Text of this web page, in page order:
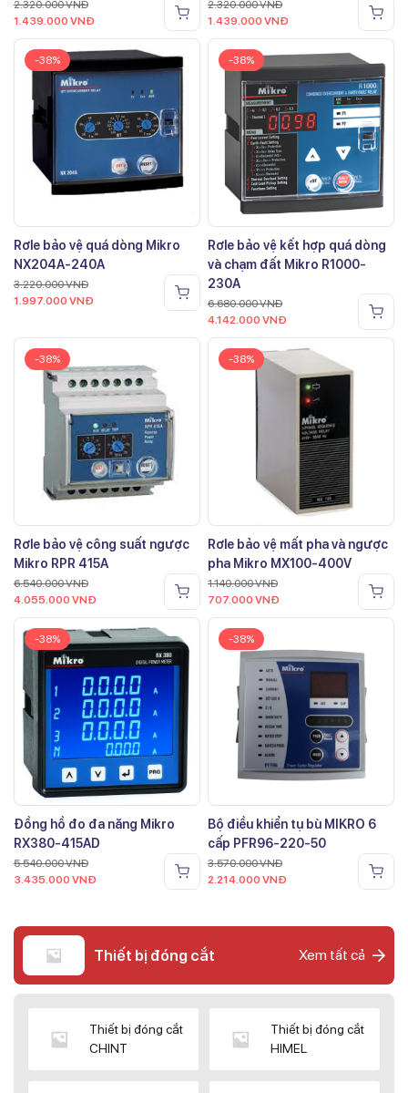
2.320.000VNĐ
1.439.000 VNĐ
2.320.000VNĐ
1.439.000 VNĐ
-38%
Rơle bảo vệ quá dòng Mikro
NX204A-240A
3.220.000VNĐ
1.997.000 VNĐ
-38%
Rơle bảo vệ kết hợp quá dòng
và chạm đất Mikro R1000-
230A
6.680.000VNĐ
4.142.000 VNĐ
-38%
Rơle bảo vệ công suất ngược
Mikro RPR 415A
6.540.000VNĐ
4.055.000 VNĐ
-38%
Rơle bảo vệ mất pha và ngược
pha Mikro MX100-400V
1.140.000VNĐ
707.000 VNĐ
-38%
Đồng hồ đo đa năng Mikro
RX380-415AD
5.540.000VNĐ
3.435.000 VNĐ
-38%
Bộ điều khiển tụ bù MIKRO 6
cấp PFR96-220-50
3.570.000VNĐ
2.214.000 VNĐ
Thiết bị đóng cắt Xem tất cả
Thiết bị đóng cắt
CHINT
Thiết bị đóng cắt
HIMEL